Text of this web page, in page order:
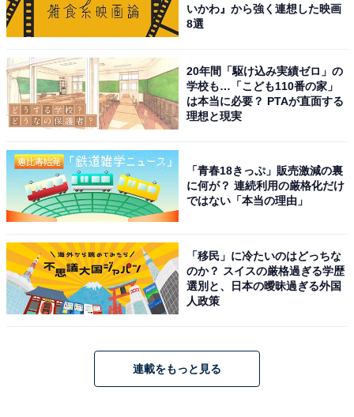
いかわ』から強く連想した映画
8選
20年間「駆け込み実績ゼロ」の
学校も…「こども110番の家」
は本当に必要？ PTAが直面する
理想と現実
「青春18きっぷ」販売激減の裏
に何が？ 連続利用の厳格化だけ
ではない「本当の理由」
「移民」に冷たいのはどっちな
のか？ スイスの厳格過ぎる学歴
選別と、日本の曖昧過ぎる外国
人政策
連載をもっと見る